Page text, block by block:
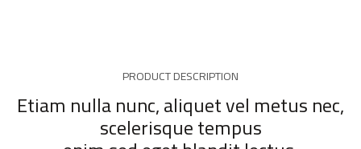
PRODUCT DESCRIPTION
Etiam nulla nunc, aliquet vel metus nec,
scelerisque tempus